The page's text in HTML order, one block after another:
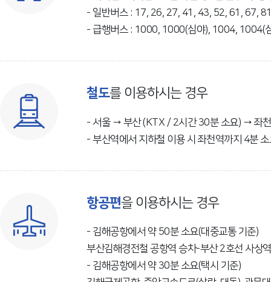
- 일반버스 : 17, 26, 27, 41, 43, 52, 61, 67,
- 급행버스 : 1000, 1000(심야), 1004, 1004(
철도를 이용하시는 경우
- 서울 → 부산 (KTX / 2시간 30분 소요) → 좌
- 부산역에서 지하철 이용 시 좌천역까지 4분 소
항공편을 이용하시는 경우
- 김해공항에서 약 50분 소요(대중교통 기준)
부산김해경전철 공항역 승차-부산 2호선 사
- 김해공항에서 약 30분 소요(택시 기준)